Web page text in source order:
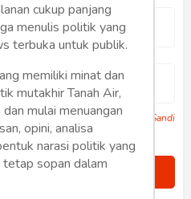
Lupa Sandi
cukup panjang
menulis politik yang
terbuka untuk publik.
memiliki minat dan
mutakhir Tanah Air,
mulai menuangan
opini, analisa
narasi politik yang
tetap sopan dalam